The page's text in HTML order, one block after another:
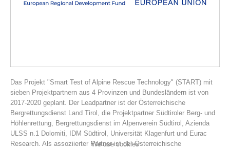
Das Projekt "Smart Test of Alpine Rescue Technology" (START) mit
sieben Projektpartnern aus 4 Provinzen und Bundesländern ist von
2017-2020 geplant. Der Leadpartner ist der Österreichische
Bergrettungsdienst Land Tirol, die Projektpartner Südtiroler Berg- und
Höhlenrettung, Bergrettungsdienst im Alpenverein Südtirol, Azienda
ULSS n.1 Dolomiti, IDM Südtirol, Universität Klagenfurt und Eurac
Research. Als assoziierter Partner ist der Österreichische
We use cookies